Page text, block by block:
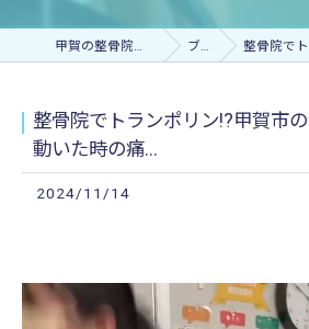
甲賀の整骨院なら寺庄整骨院 ブログ 整骨院でトランポリ
整骨院でトランポリン!?甲賀市の
動いた時の痛...
2024/11/14